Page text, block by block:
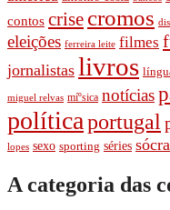
contos crise cromos
eleições ferreira leite filmes
jornalistas livros
miguel relvas míºsica notí­cias
polí­ticaportugal
lopes sexo sporting séries
A categoria das